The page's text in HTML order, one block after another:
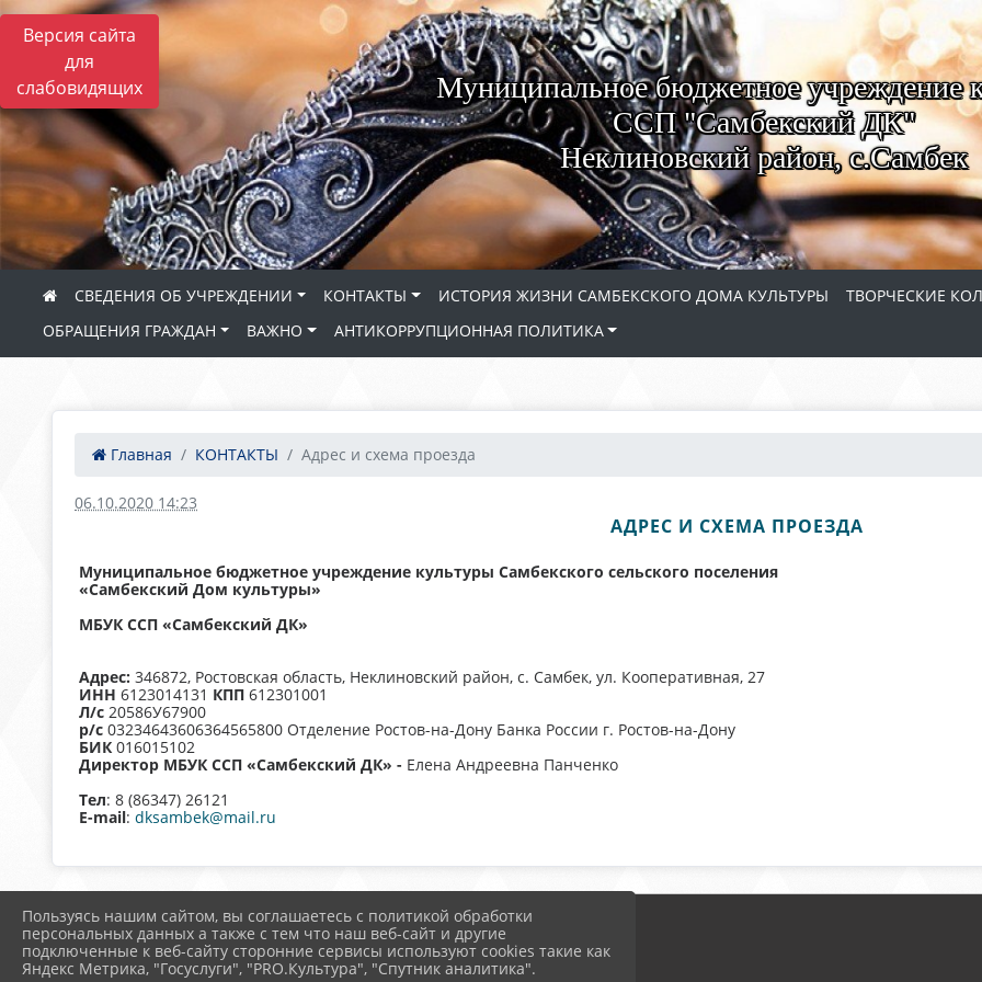
Версия сайта
для
слабовидящих
Муниципальное бюджетное учреждение
ССП "Самбекский ДК"
Неклиновский район, с.Самбек
СВЕДЕНИЯ ОБ УЧРЕЖДЕНИИ КОНТАКТЫ ИСТОРИЯ ЖИЗНИ САМБЕКСКОГО ДОМА КУЛЬТУРЫ
ТВОРЧЕСКИЕ
ОБРАЩЕНИЯ ГРАЖДАН
ВАЖНО АНТИКОРРУПЦИОННАЯ ПОЛИТИКА
Главная КОНТАКТЫ Адрес и схема проезда
06.10.2020 14:23
АДРЕС И СХЕМА ПРОЕЗДА
Муниципальное бюджетное учреждение культуры Самбекского сельского поселения
«Самбекский Дом культуры»
МБУК ССП «Самбекский ДК»
Адрес: 346872, Ростовская область, Неклиновский район, с. Самбек, ул. Кооперативная, 27
ИНН 6123014131 КПП 612301001
Л/с 20586У67900
р/с 03234643606364565800 Отделение Ростов-на-Дону Банка России г. Ростов-на-Дону
БИК 016015102
Директор МБУК ССП «Самбекский ДК» - Елена Андреевна Панченко
Тел: 8 (86347) 26121
E-mail: dksambek@mail.ru
Пользуясь нашим сайтом, вы соглашаетесь с политикой обработки
персональных данных а также с тем что наш веб-сайт и другие
подключенные к веб-сайту сторонние сервисы используют cookies такие как
Яндекс Метрика, "Госуслуги", "PRO.Культура", "Спутник аналитика".